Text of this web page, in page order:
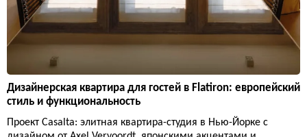
Дизайнерская квартира для гостей в Flatiron: европейский
стиль и функциональность
Проект Casalta: элитная квартира-студия в Нью-Йорке с